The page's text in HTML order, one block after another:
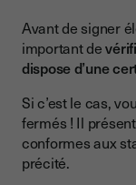
Avant de signer
important de
dispose d’une
Si c’est le cas,
fermés ! Il
conformes aux
précité.